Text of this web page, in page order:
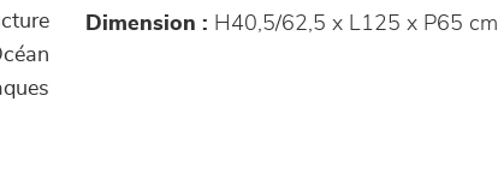
Dimension : H40,5/62,5 x L125 x P65 cm